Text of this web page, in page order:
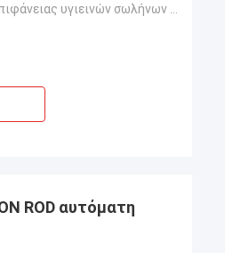
ROD αυτόματη